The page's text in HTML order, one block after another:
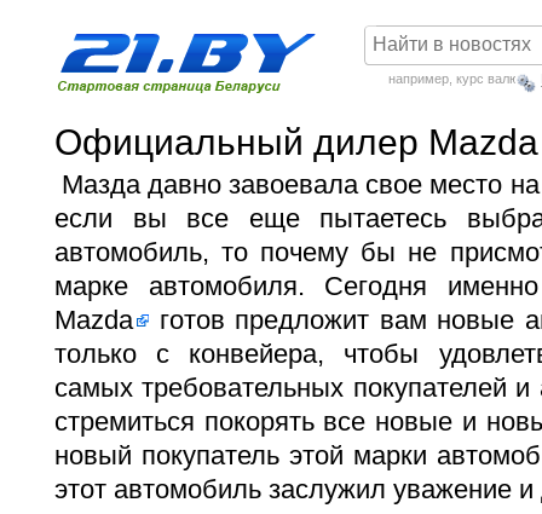
например, курс валют
Официальный дилер Mazda
Мазда давно завоевала свое место
если вы все еще пытаетесь
автомобиль, то почему бы не
марке автомобиля. Сегодня
Mazda
готов предложит вам новые
только с конвейера, чтобы
самых требовательных покупателей
стремиться покорять все новые и
новый покупатель этой марки
этот автомобиль заслужил уважение